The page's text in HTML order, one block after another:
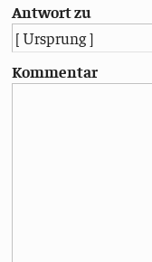
Antwort zu
Kommentar